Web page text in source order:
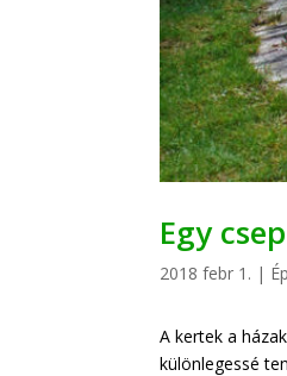
Egy
2018 febr 1. |
A kertek a
különlegessé